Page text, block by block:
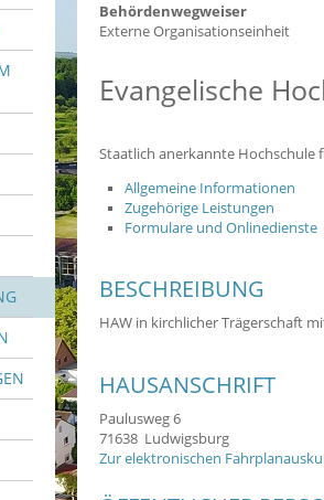
Behördenwegweiser
Externe Organisationseinheit
Evangelische
Staatlich anerkannte Hochschule
Allgemeine Informationen
Zugehörige Leistungen
Formulare und Onlinedienste
BESCHREIBUNG
HAW in kirchlicher Trägerschaft
HAUSANSCHRIFT
Paulusweg 6
71638 Ludwigsburg
Zur elektronischen